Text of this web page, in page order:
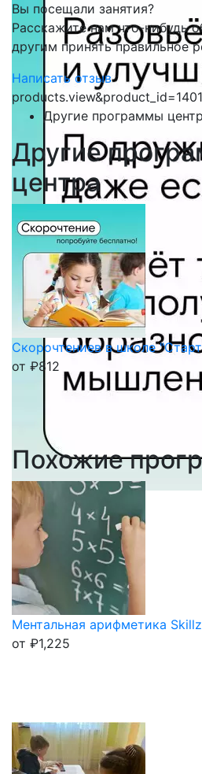
Вы посещали занятия?
Расскажите нам что-нибудь
другим принять правильное
Написать отзыв
Другие программы
Другие
центра
Скорочтениев в школе
от ₽812
Похожие
Ментальная арифметика
от ₽1,225